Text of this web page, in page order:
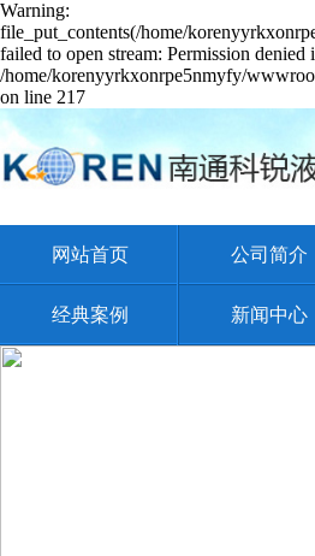
Warning:
file_put_contents(/home/
failed to open stream: Permission denied
/home/korenyyrkxonrpe5nmyfy/
on line 217
网站首页 公司简介
经典案例 新闻中心